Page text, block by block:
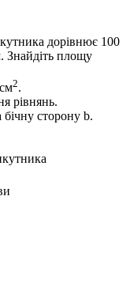
дорівнює 100
Знайдіть площу
2.
рівнянь.
сторону b.